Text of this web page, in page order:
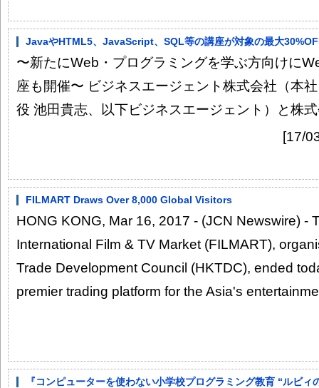
JavaやHTML5、JavaScript、SQL等の講座が対象の最大
〜新たにWeb・プログラミングを学ぶ方向けに
座も開催〜 ビジネスエージェント株式会社（本
役 池田貴志、以下ビジネスエージェント）と株
[17/
FILMART Draws Over 8,000 Global Visitors
HONG KONG, Mar 16, 2017 - (JCN Newswire) -
International Film & TV Market (FILMART),
Trade Development Council (HKTDC), ended
premier trading platform for the Asia's
『コンピューターを使わない小学校プログラミング教育 “ルビィ